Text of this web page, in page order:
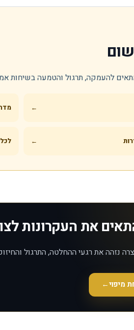
להעמקה, תרגול והטמעה בשיחות
←
←
את העקרונות
נזהה את רגעי ההחלטה, התרגול
מיפוי←